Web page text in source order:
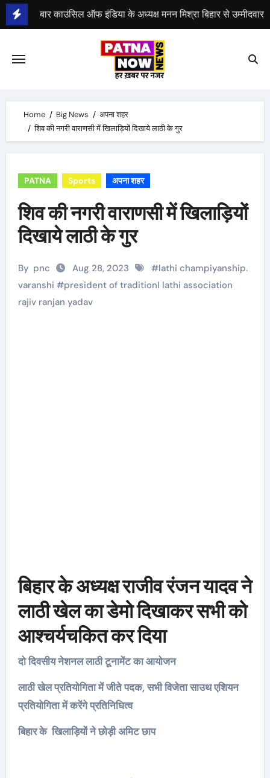
Skip
to
भीम सेना का भारत बंद, राजद का बंद को समर्थन
Home Big News
अपना शहर
शिव की नगरी वाराणसी में खिलाड़ियों दिखाये लाठी के गुर
PATNA Sports अपना शहर
शिव की नगरी वाराणसी में खिलाड़ियों
दिखाये लाठी के गुर
By pnc Aug 28, 2023 #lathi champiyanship.
varanshi #president of traditionl lathi association
rajiv ranjan yadav
बिहार के अध्यक्ष राजीव रंजन यादव ने
लाठी खेल का डेमो दिखाकर सभी को
आश्चर्यचकित कर दिया
दो दिवसीय नेशनल लाठी टूनामेंट का आयोजन
लाठी खेल प्रतियोगिता में जीते पदक, सभी विजेता साउथ एशियन
प्रतियोगिता में करेंगे प्रतिनिधित्व
बिहार के खिलाड़ियों ने छोड़ी अमिट छाप